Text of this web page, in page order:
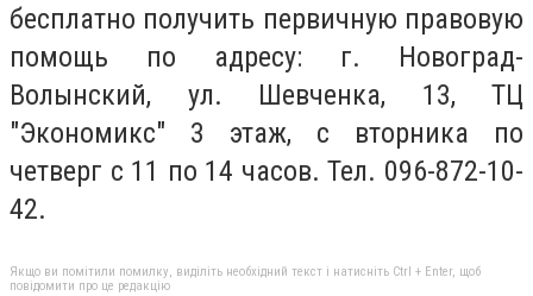
бесплатно получить первичную правовую
помощь по адресу: г. Новоград-
Волынский, ул. Шевченка, 13, ТЦ
"Экономикс" 3 этаж, с вторника по
четверг с 11 по 14 часов. Тел. 096-872-10-
42.
Якщо ви помітили помилку, виділіть необхідний текст і натисніть Ctrl + Enter, щоб
повідомити про це редакцію